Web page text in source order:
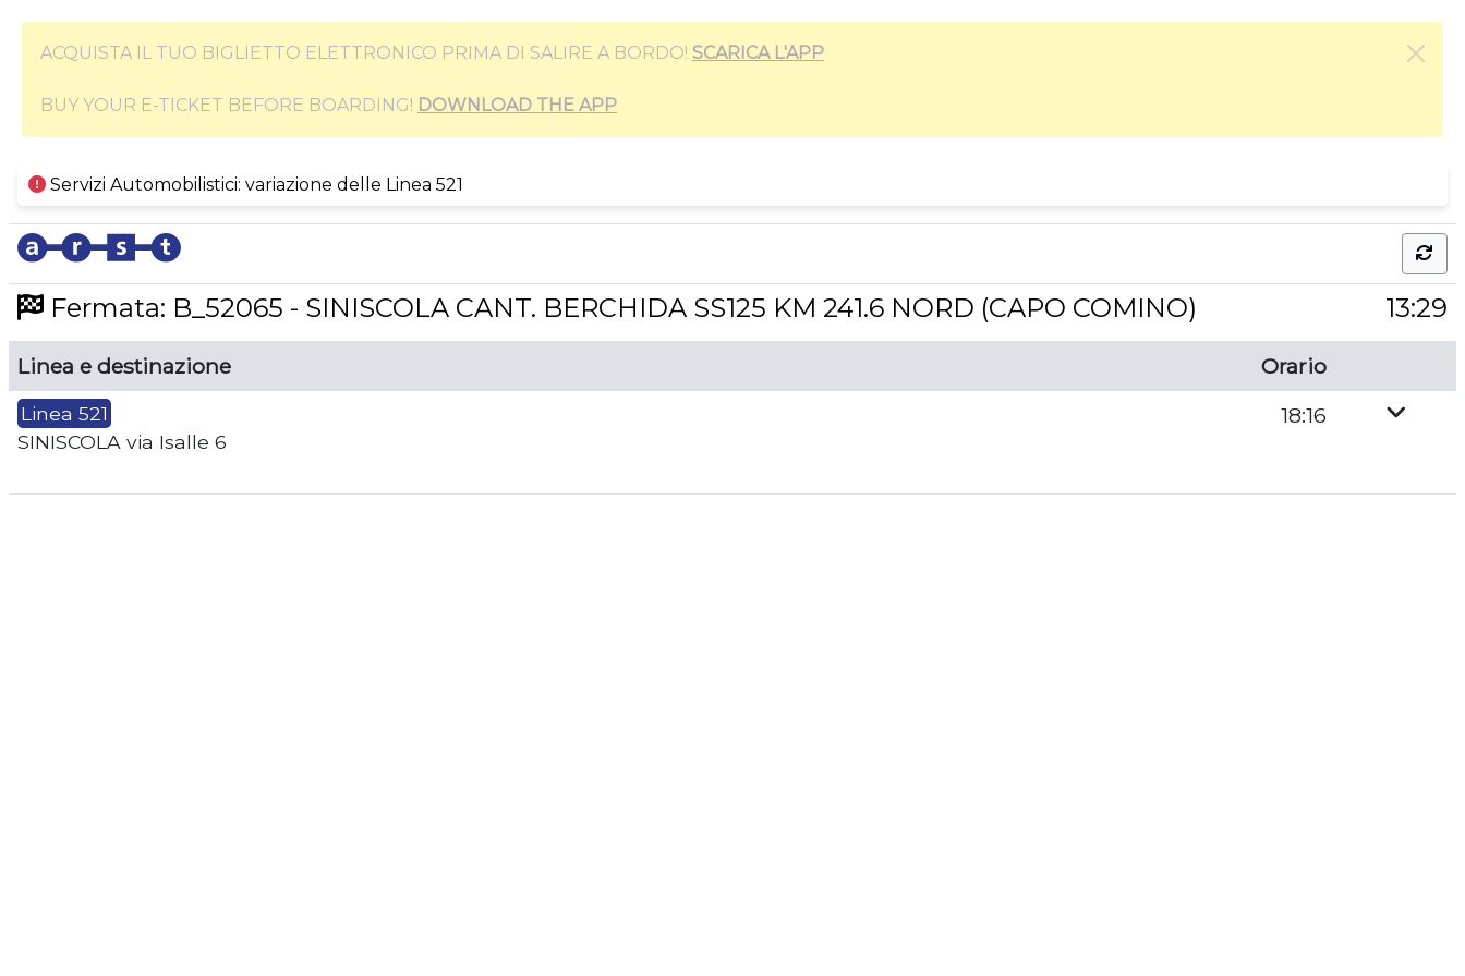
ACQUISTA IL TUO BIGLIETTO ELETTRONICO PRIMA DI SALIRE A BORDO! SCARICA L'APP
BUY YOUR E-TICKET BEFORE BOARDING! DOWNLOAD THE APP
Servizi Automobilistici: variazione delle Linea 521
Fermata: B_52065 - SINISCOLA CANT. BERCHIDA SS125 KM 241.6 NORD (CAPO COMINO) 13:29
Linea e destinazione Orario
Linea 521
SINISCOLA via Isalle 6
18:16